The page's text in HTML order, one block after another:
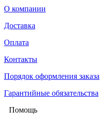
О компании
Доставка
Оплата
Контакты
Порядок оформления заказа
Гарантийные обязательства
Помощь